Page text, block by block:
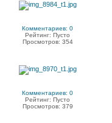
Комментариев: 0
Рейтинг: Пусто
Просмотров: 354
Комментариев: 0
Рейтинг: Пусто
Просмотров: 379